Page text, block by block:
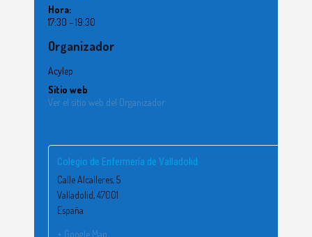
Hora:
17:30 – 19:30
Organizador
Acylep
Sitio web
Ver el sitio web del Organizador
Colegio de Enfermería de Valladolid
Calle Alcalleres, 5
Valladolid,47001
España
+ Google Map